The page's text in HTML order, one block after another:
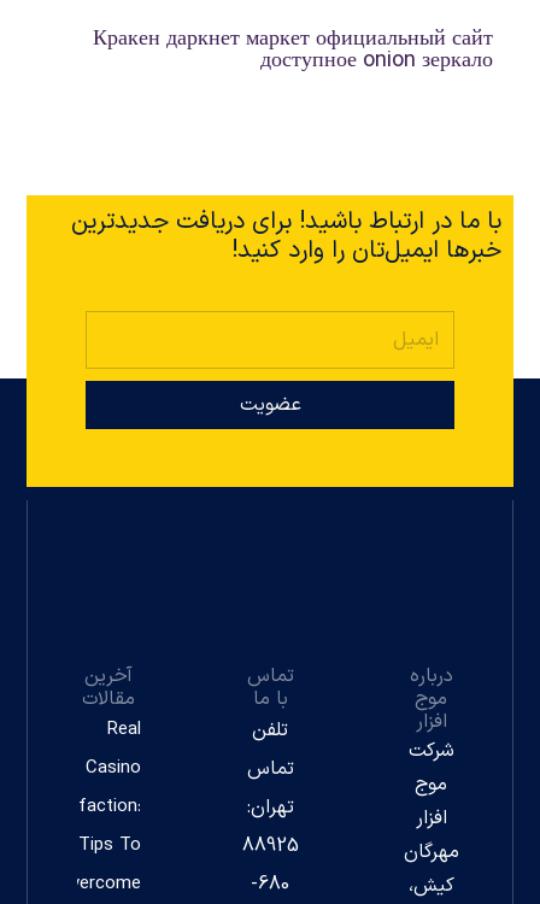
Кракен даркнет маркет официальный сайт
доступное onion зеркало
با ما در ارتباط باشید! برای دریافت جدیدترین
خبرها ایمیل‌تان را وارد کنید!
عضویت
درباره
موج
افزار
شرکت
موج
افزار
مهرگان
کیش،
تماس
با ما
تلفن
تماس
تهران:
88925
680-
آخرین
مقالات
Real
Casino
Satisfaction:
Tips To
Overcome